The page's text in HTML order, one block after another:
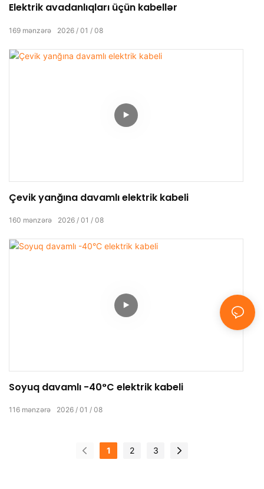
Elektrik avadanlıqları üçün kabellər
2026 01 08
169 mənzərə
Çevik yanğına davamlı elektrik kabeli
2026 01 08
160 mənzərə
Soyuq davamlı -40°C elektrik kabeli
2026 01 08
116 mənzərə
1 2 3